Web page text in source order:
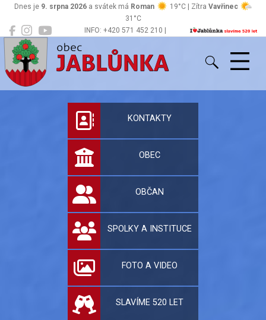
INFO: +420 571 452 210 |
Dnes je 9. srpna 2026 a svátek má Roman 19°C | Zítra Vavřinec
31°C
Jablůnka
Oficiální stránky
KONTAKTY
OBEC
OBČAN
SPOLKY A INSTITUCE
FOTO A VIDEO
SLAVÍME 520 LET